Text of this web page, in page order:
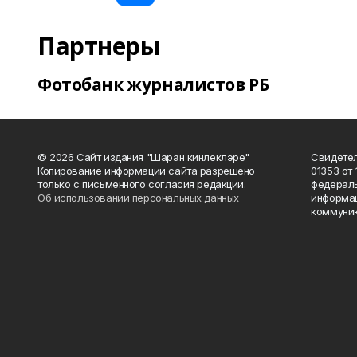
Партнеры
Фотобанк журналистов РБ
© 2026 Сайт издания "Шаран кинлеклэре"
Копирование информации сайта разрешено
только с письменного согласия редакции.
Об использовании персональных данных
01353 от